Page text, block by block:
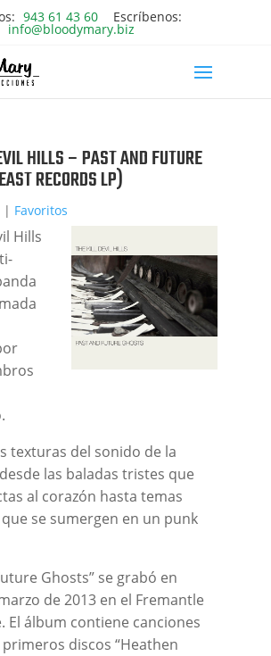
943 61 43 60 Escríbenos:
info@bloodymary.biz
HILLS – PAST AND FUTURE
RECORDS LP)
| Favoritos
Hills
texturas del sonido de la
las baladas tristes que
al corazón hasta temas
se sumergen en un punk
Ghosts” se grabó en
de 2013 en el Fremantle
El álbum contiene canciones
discos “Heathen